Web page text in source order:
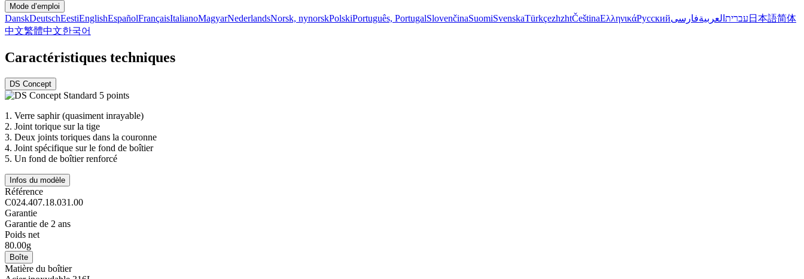
Mode d’emploi
DanskDeutschEestiEnglishEspañolFrançaisItalianoMagyarNederlandsNorsk, nynorskPolskiPortuguês, PortugalSlovenčinaSuomiSvenskaTürkçezhzhtČeštinaΕλληνικάРусский עברית العربيةفارسی 日本語简体
中文繁體中文한국어
Caractéristiques techniques
DS Concept
1. Verre saphir (quasiment inrayable)
2. Joint torique sur la tige
3. Deux joints toriques dans la couronne
4. Joint spécifique sur le fond de boîtier
5. Un fond de boîtier renforcé
Infos du modèle
Référence
C024.407.18.031.00
Garantie
Garantie de 2 ans
Poids net
80.00g
Boîte
Matière du boîtier